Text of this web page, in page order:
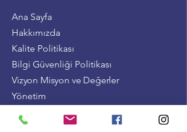
Ana Sayfa
Hakkımızda
Kalite Politikası
Bilgi Güvenliği Politikası
Vizyon Misyon ve Değerler
Yönetim
Şirket Bilgileri
Devam Eden Projeler